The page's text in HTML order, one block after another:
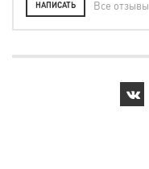
НАПИСАТЬ Все отзывы